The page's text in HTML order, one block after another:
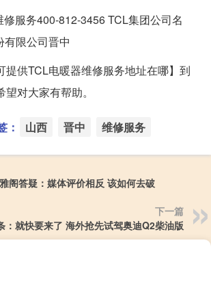
服务400-812-3456 TCL集团公司名
限公司晋中
提供TCL电暖器维修服务地址在哪】到
对大家有帮助。
： 山西 晋中 维修服务
阁答疑：媒体评价相反 该如何去破
下一篇
：就快要来了 海外抢先试驾奥迪Q2柴油版